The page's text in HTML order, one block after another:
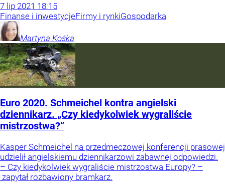
7 lip 2021 18:15
Finanse i inwestycjeFirmy i rynkiGospodarka
Martyna Kośka
Euro 2020. Schmeichel kontra angielski
dziennikarz. „Czy kiedykolwiek wygraliście
mistrzostwa?”
Kasper Schmeichel na przedmeczowej konferencji prasowej
udzielił angielskiemu dziennikarzowi zabawnej odpowiedzi.
– Czy kiedykolwiek wygraliście mistrzostwa Europy? –
zapytał rozbawiony bramkarz.